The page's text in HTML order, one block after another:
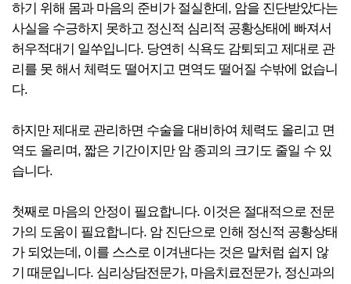
하기 위해 몸과 마음의 준비가 절실한데, 암을 진단받았다는
사실을 수긍하지 못하고 정신적 심리적 공황상태에 빠져서
허우적대기 일쑤입니다. 당연히 식욕도 감퇴되고 제대로 관
리를 못 해서 체력도 떨어지고 면역도 떨어질 수밖에 없습니
다.
하지만 제대로 관리하면 수술을 대비하여 체력도 올리고 면
역도 올리며, 짧은 기간이지만 암 종괴의 크기도 줄일 수 있
습니다.
첫째로 마음의 안정이 필요합니다. 이것은 절대적으로 전문
가의 도움이 필요합니다. 암 진단으로 인해 정신적 공황상태
가 되었는데, 이를 스스로 이겨낸다는 것은 말처럼 쉽지 않
기 때문입니다. 심리상담전문가, 마음치료전문가, 정신과의